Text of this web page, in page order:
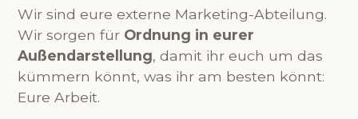
Wir sind eure externe Marketing-Abteilung.
Wir sorgen für Ordnung in eurer
Außendarstellung, damit ihr euch um das
kümmern könnt, was ihr am besten könnt:
Eure Arbeit.